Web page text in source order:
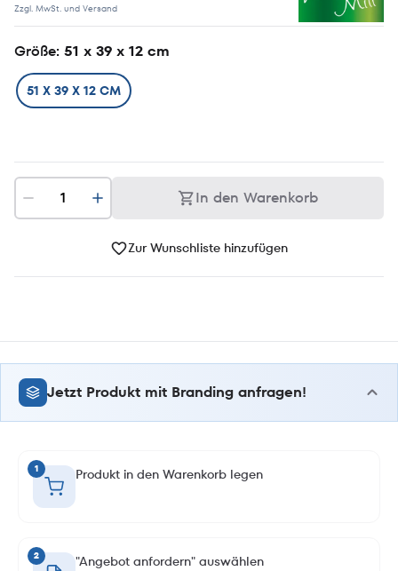
Zzgl. MwSt. und Versand
Größe: 51 x 39 x 12 cm
51 X 39 X 12 CM
In den Warenkorb
Zur Wunschliste hinzufügen
Jetzt Produkt mit Branding anfragen!
1 Produkt in den Warenkorb legen
2 "Angebot anfordern" auswählen